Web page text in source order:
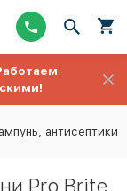
антисептики
Pro Brite